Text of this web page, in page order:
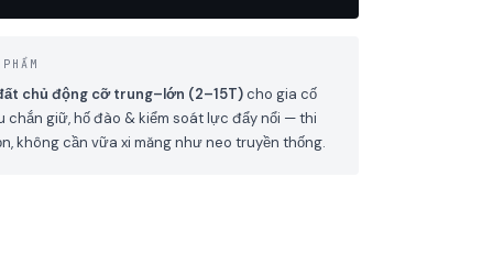
chủ động cỡ trung–lớn (2–15T)cho gia cố
chắn giữ, hố đào & kiểm soát lực đẩy nổi — thi
không cần vữa xi măng như neo truyền thống.